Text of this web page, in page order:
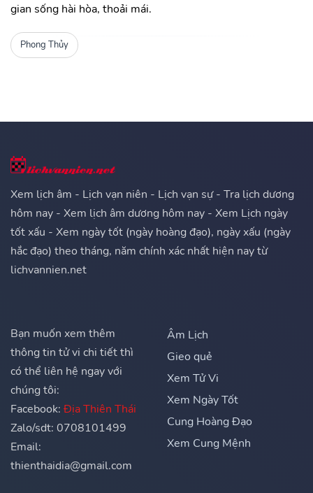
gian sống hài hòa, thoải mái.
Phong Thủy
Xem lịch âm - Lịch vạn niên - Lịch vạn sự - Tra lịch dương
hôm nay - Xem lịch âm dương hôm nay - Xem Lịch ngày
tốt xấu - Xem ngày tốt (ngày hoàng đạo), ngày xấu (ngày
hắc đạo) theo tháng, năm chính xác nhất hiện nay từ
lichvannien.net
Bạn muốn xem thêm
thông tin tử vi chi tiết thì
có thể liên hệ ngay với
chúng tôi:
Facebook: Địa Thiên Thái
Zalo/sdt: 0708101499
Email:
thienthaidia@gmail.com
Âm Lịch
Gieo quẻ
Xem Tử Vi
Xem Ngày Tốt
Cung Hoàng Đạo
Xem Cung Mệnh